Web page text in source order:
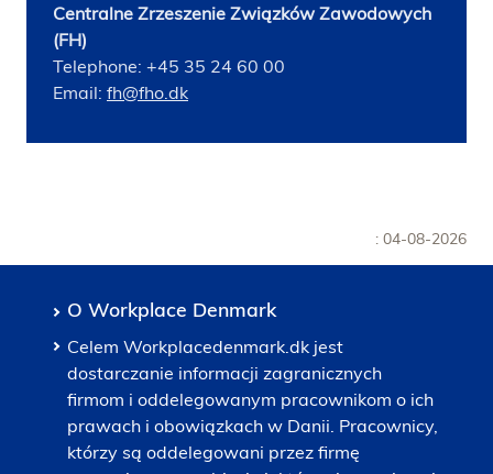
Centralne Zrzeszenie Związków Zawodowych
(FH)
Telephone: +45 35 24 60 00
Email: fh@fho.dk
: 04-08-2026
O Workplace Denmark
Celem Workplacedenmark.dk jest
dostarczanie informacji zagranicznych
firmom i oddelegowanym pracownikom o ich
prawach i obowiązkach w Danii. Pracownicy,
którzy są oddelegowani przez firmę